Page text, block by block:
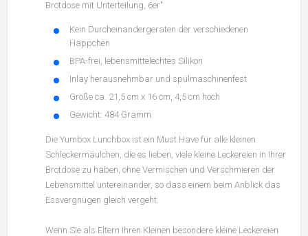
Brotdose mit Unterteilung, 6er"
Kein Durcheinandergeraten der verschiedenen
Häppchen
BPA-frei, lebensmittelechtes Silikon
Inlay herausnehmbar und spülmaschinenfest
Größe ca. 21,5 cm x 16 cm, 4,5 cm hoch
Gewicht: 484 Gramm
Die Yumbox Lunchbox ist ein Must Have für alle kleinen
Schleckermäulchen, die es lieben, viele kleine Leckereien in Ihrer
Brotdose zu haben, ohne Vermischen und Verschmieren der
Lebensmittel untereinander, so dass einem beim Anblick das
Essvergnügen gleich vergeht.
Wenn Sie als Eltern Ihren Kleinen besondere kleine Leckereien